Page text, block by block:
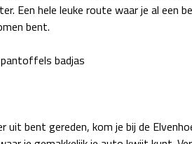
Een hele leuke route waar je al
bent.
uit bent gereden, kom je bij de